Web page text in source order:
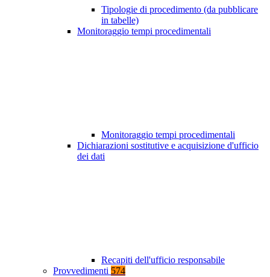
Tipologie di procedimento (da pubblicare
in tabelle)
Monitoraggio tempi procedimentali
Monitoraggio tempi procedimentali
Dichiarazioni sostitutive e acquisizione d'ufficio
dei dati
Recapiti dell'ufficio responsabile
Provvedimenti 574